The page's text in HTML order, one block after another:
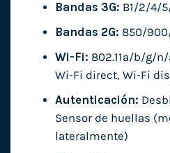
Bandas 3G: B1/2/4/
Bandas 2G: 850/
Wi-Fi: 802.11a/b/g/n/
Wi-Fi direct, Wi-Fi
Autenticación:
Sensor de huellas
lateralmente)